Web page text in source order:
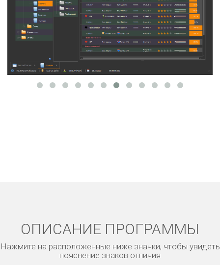
ОПИСАНИЕ ПРОГРАММЫ
Нажмите на расположенные ниже значки, чтобы увидеть
пояснение знаков отличия